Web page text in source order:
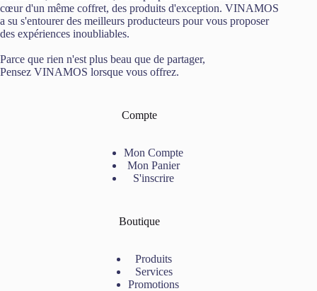
cœur d'un même coffret, des produits d'exception. VINAMOS
a su s'entourer des meilleurs producteurs pour vous proposer
des expériences inoubliables.
Parce que rien n'est plus beau que de partager,
Pensez VINAMOS lorsque vous offrez.
Compte
Mon Compte
Mon Panier
S'inscrire
Boutique
Produits
Services
Promotions